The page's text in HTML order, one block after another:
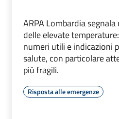
ARPA Lombardia
delle elevate
numeri utili e indicazioni
salute, con particolare
più fragili.
Risposta alle emergenze